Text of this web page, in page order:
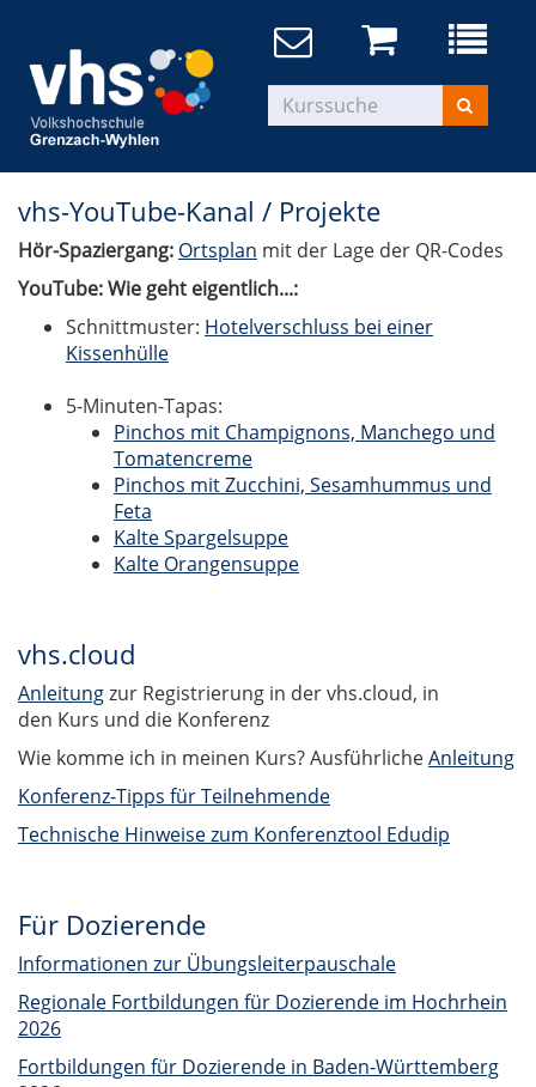
vhs-YouTube-Kanal / Projekte
Hör-Spaziergang: Ortsplan mit der Lage der QR-Codes
YouTube: Wie geht eigentlich...:
Schnittmuster: Hotelverschluss bei einer
Kissenhülle
5-Minuten-Tapas:
Pinchos mit Champignons, Manchego und
Tomatencreme
Pinchos mit Zucchini, Sesamhummus und
Feta
Kalte Spargelsuppe
Kalte Orangensuppe
vhs.cloud
Anleitungzur Registrierung in der vhs.cloud, in
den Kurs und die Konferenz
Wie komme ich in meinen Kurs? AusführlicheAnleitung
Konferenz-Tipps für Teilnehmende
Technische Hinweise zum Konferenztool Edudip
Für Dozierende
Informationen zur Übungsleiterpauschale
Regionale Fortbildungen für Dozierende im Hochrhein
2026
Fortbildungen für Dozierende in Baden-Württemberg